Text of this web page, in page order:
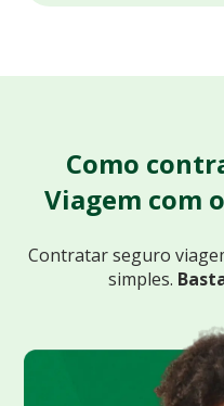
Como
Viagem com
Contratar seguro
simples.